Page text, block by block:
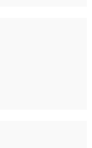
剪辑和特效包装软件；
经验；